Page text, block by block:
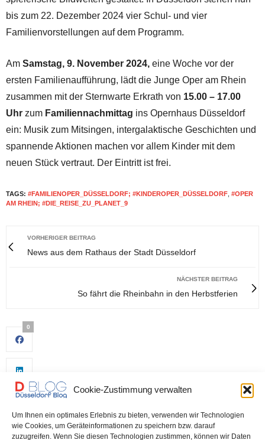
Cookie-Zustimmung verwalten
Um Ihnen ein optimales Erlebnis zu bieten, verwenden wir Technologien
wie Cookies, um Geräteinformationen zu speichern bzw. darauf
zuzugreifen. Wenn Sie diesen Technologien zustimmen, können wir Daten
bis zum 22. Dezember 2024 vier Schul- und vier
Familienvorstellungen auf dem Programm.
Am Samstag, 9. November 2024, eine Woche vor der
ersten Familienaufführung, lädt die Junge Oper am Rhein
zusammen mit der Sternwarte Erkrath von 15.00 – 17.00
Uhr zum Familiennachmittag ins Opernhaus Düsseldorf
ein: Musik zum Mitsingen, inter­galak­tische Geschichten und
spannende Aktionen machen vor allem Kinder mit dem
neuen Stück vertraut. Der Eintritt ist frei.
TAGS: #FAMILIENOPER_DÜSSELDORF; #KINDEROPER_DÜSSELDORF #OPER
AM RHEIN; #DIE_REISE_ZU_PLANET_9
VORHERIGER BEITRAG
News aus dem Rathaus der Stadt Düsseldorf
NÄCHSTER BEITRAG
So fährt die Rheinbahn in den Herbstferien
0